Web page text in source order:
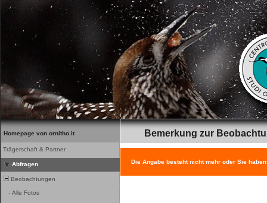
Homepage von ornitho.it
Trägerschaft & Partner
Abfragen
Beobachtungen
- Alle Fotos
Bemerkung zur
Die Angabe besteht nicht mehr oder Sie